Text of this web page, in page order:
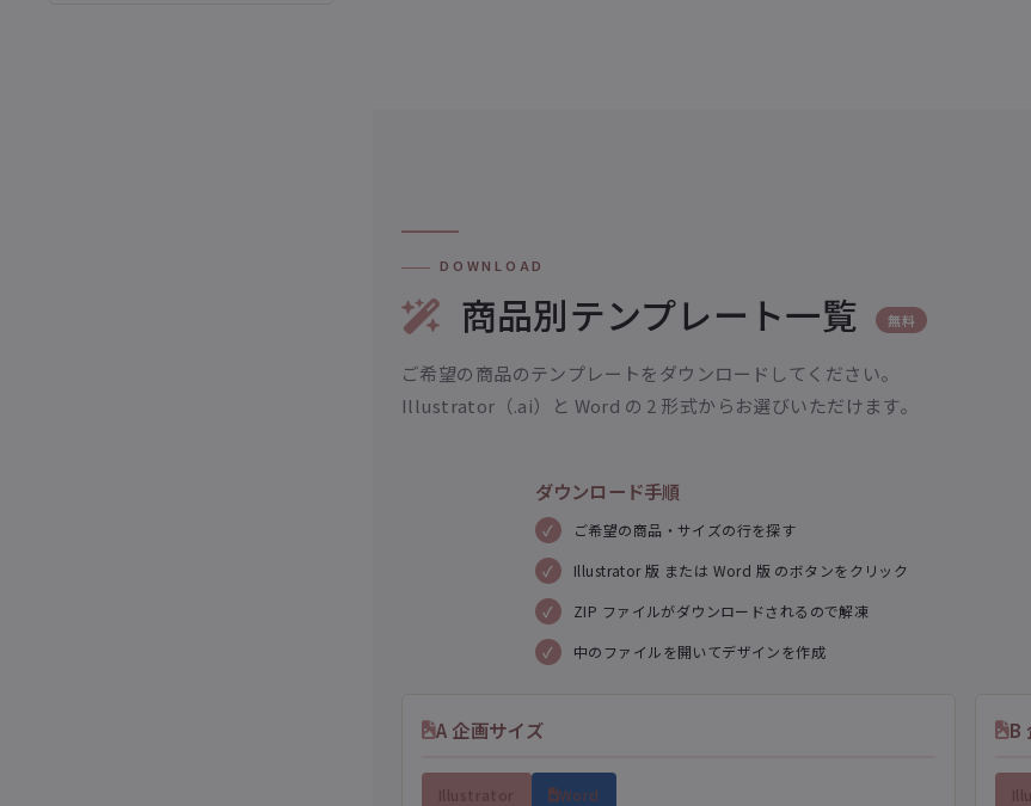
DOWNLOAD
商品別テンプレート一覧 無料
ご希望の商品のテンプレートをダウンロードしてください。
Illustrator（.ai）と Word の 2 形式からお選びいただけます。
ダウンロード手順
ご希望の商品・サイズの行を探す
Illustrator 版 または Word 版 のボタンをクリック
ZIP ファイルがダウンロードされるので解凍
中のファイルを開いてデザインを作成
A 企画サイズ
Illustrator Word
B